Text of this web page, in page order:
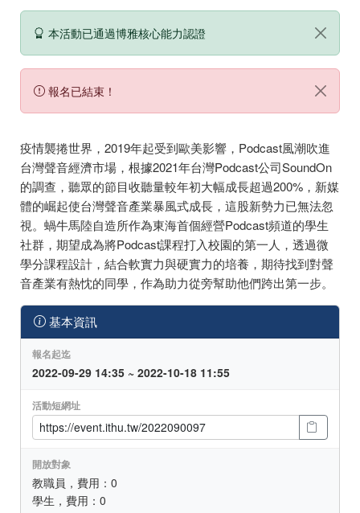
本活動已通過博雅核心能力認證
報名已結束！
疫情襲捲世界，2019年起受到歐美影響，Podcast風潮吹進
台灣聲音經濟市場，根據2021年台灣Podcast公司SoundOn
的調查，聽眾的節目收聽量較年初大幅成長超過200%，新媒
體的崛起使台灣聲音產業暴風式成長，這股新勢力已無法忽
視。蝸牛馬陸自造所作為東海首個經營Podcast頻道的學生
社群，期望成為將Podcast課程打入校園的第一人，透過微
學分課程設計，結合軟實力與硬實力的培養，期待找到對聲
音產業有熱忱的同學，作為助力從旁幫助他們跨出第一步。
基本資訊
報名起迄
2022-09-29 14:35 ~ 2022-10-18 11:55
活動短網址
開放對象
教職員，費用：0
學生，費用：0